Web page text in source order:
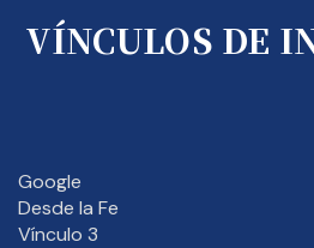
VÍNCULOS DE
Google
Desde la Fe
Vínculo 3